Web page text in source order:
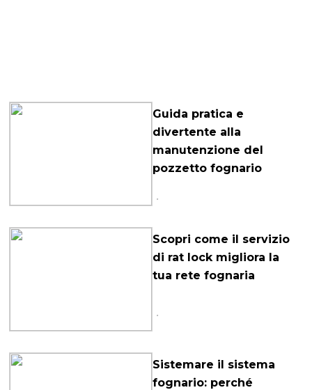
Guida pratica e
divertente alla
manutenzione del
pozzetto fognario
Scopri come il servizio
di rat lock migliora la
tua rete fognaria
Sistemare il sistema
fognario: perché